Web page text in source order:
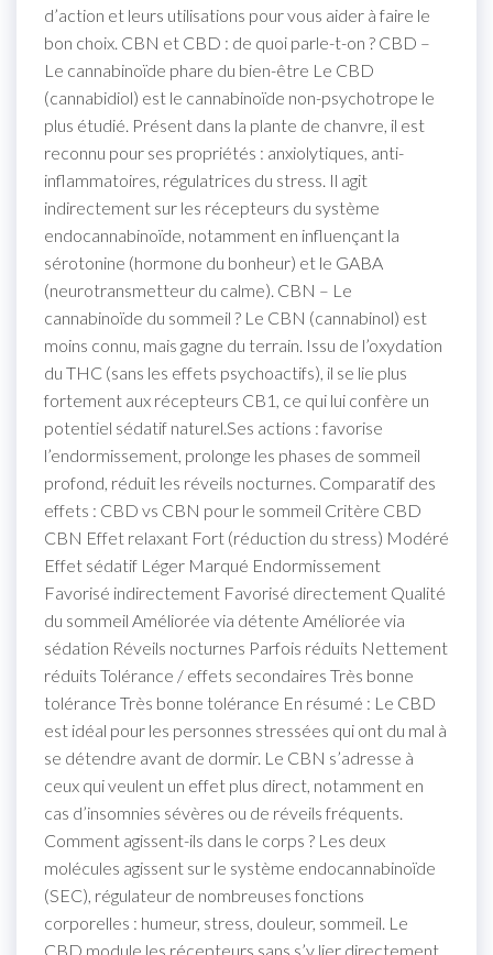
d’action et leurs utilisations pour vous aider à faire le
bon choix. CBN et CBD : de quoi parle-t-on ? CBD –
Le cannabinoïde phare du bien-être Le CBD
(cannabidiol) est le cannabinoïde non-psychotrope le
plus étudié. Présent dans la plante de chanvre, il est
reconnu pour ses propriétés : anxiolytiques, anti-
inflammatoires, régulatrices du stress. Il agit
indirectement sur les récepteurs du système
endocannabinoïde, notamment en influençant la
sérotonine (hormone du bonheur) et le GABA
(neurotransmetteur du calme). CBN – Le
cannabinoïde du sommeil ? Le CBN (cannabinol) est
moins connu, mais gagne du terrain. Issu de l’oxydation
du THC (sans les effets psychoactifs), il se lie plus
fortement aux récepteurs CB1, ce qui lui confère un
potentiel sédatif naturel.Ses actions : favorise
l’endormissement, prolonge les phases de sommeil
profond, réduit les réveils nocturnes. Comparatif des
effets : CBD vs CBN pour le sommeil Critère CBD
CBN Effet relaxant Fort (réduction du stress) Modéré
Effet sédatif Léger Marqué Endormissement
Favorisé indirectement Favorisé directement Qualité
du sommeil Améliorée via détente Améliorée via
sédation Réveils nocturnes Parfois réduits Nettement
réduits Tolérance / effets secondaires Très bonne
tolérance Très bonne tolérance En résumé : Le CBD
est idéal pour les personnes stressées qui ont du mal à
se détendre avant de dormir. Le CBN s’adresse à
ceux qui veulent un effet plus direct, notamment en
cas d’insomnies sévères ou de réveils fréquents.
Comment agissent-ils dans le corps ? Les deux
molécules agissent sur le système endocannabinoïde
(SEC), régulateur de nombreuses fonctions
corporelles : humeur, stress, douleur, sommeil. Le
CBD module les récepteurs sans s’y lier directement.